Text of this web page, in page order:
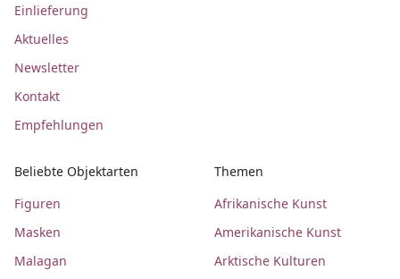
Einlieferung
Aktuelles
Newsletter
Kontakt
Empfehlungen
Beliebte Objektarten
Figuren
Masken
Malagan
Themen
Afrikanische Kunst
Amerikanische Kunst
Arktische Kulturen